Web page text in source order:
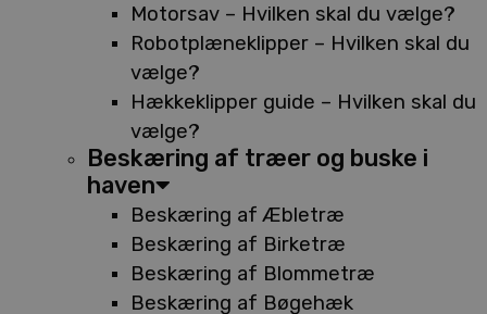
Motorsav – Hvilken skal du vælge?
Robotplæneklipper – Hvilken skal du
vælge?
Hækkeklipper guide – Hvilken skal du
vælge?
Beskæring af træer og buske i
haven
Beskæring af Æbletræ
Beskæring af Birketræ
Beskæring af Blommetræ
Beskæring af Bøgehæk